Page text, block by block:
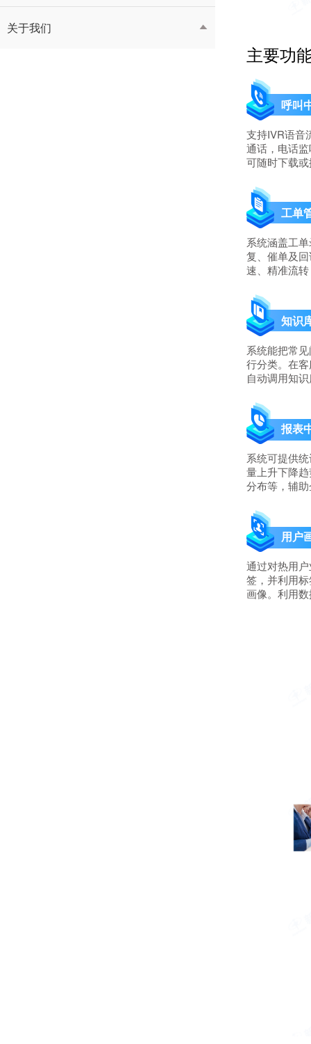
关于我们 
主要功
呼叫
支持IVR语音
通话，电话
可随时下载
工单
系统涵盖工
复、催单及
速、精准流
知识
系统能把常
行分类。在
自动调用知
报表
系统可提供
量上升下降
分布等，辅
用户
通过对热用
签，并利用
画像。利用